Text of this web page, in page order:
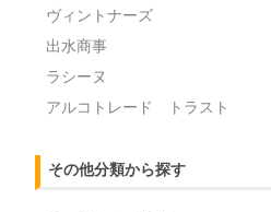
ヴィントナーズ
出水商事
ラシーヌ
アルコトレード トラスト
その他分類から探す